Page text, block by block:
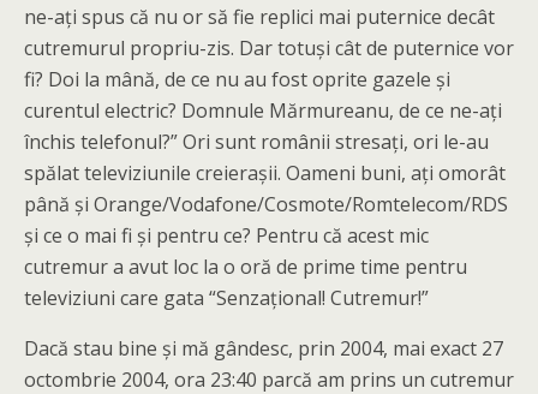
ne-aţi spus că nu or să fie replici mai puternice decât
cutremurul propriu-zis. Dar totuşi cât de puternice vor
fi? Doi la mână, de ce nu au fost oprite gazele şi
curentul electric? Domnule Mărmureanu, de ce ne-aţi
închis telefonul?” Ori sunt românii stresaţi, ori le-au
spălat televiziunile creieraşii. Oameni buni, aţi omorât
până şi Orange/Vodafone/Cosmote/Romtelecom/RDS
şi ce o mai fi şi pentru ce? Pentru că acest mic
cutremur a avut loc la o oră de prime time pentru
televiziuni care gata “Senzaţional! Cutremur!”
Dacă stau bine şi mă gândesc, prin 2004, mai exact 27
octombrie 2004, ora 23:40 parcă am prins un cutremur